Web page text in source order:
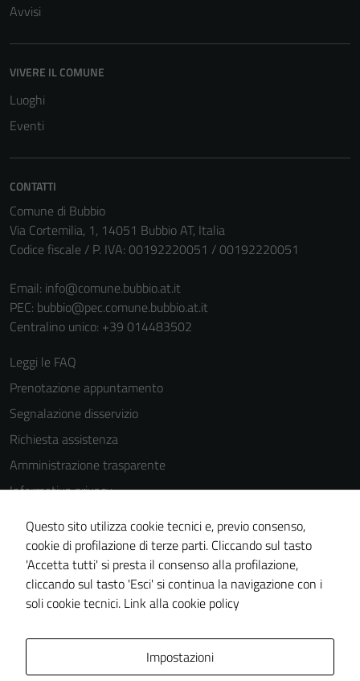
Avvisi
VIVERE IL COMUNE
Luoghi
Eventi
CONTATTI
Comune di Bubbio
Via Cortemilia, 1, 14051 Bubbio AT, Italia
Codice fiscale / P. IVA: 00192220051 / 00192220051
Email: info@comune.bubbio.at.it
PEC: bubbio@pec.comune.bubbio.at.it
Centralino unico: +39 014483502
Leggi le FAQ
Prenotazione appuntamento
Segnalazione disservizio
Richiesta assistenza
Amministrazione trasparente
Informativa privacy
Cookie Policy
Note legali
Dichiarazione di accessibilità
Piano di miglioramento del sito
Questo sito utilizza cookie tecnici e, previo consenso,
cookie di profilazione di terze parti. Cliccando sul tasto
'Accetta tutti' si presta il consenso alla profilazione,
cliccando sul tasto 'Esci' si continua la navigazione con i
soli cookie tecnici. Link alla cookie policy
Impostazioni